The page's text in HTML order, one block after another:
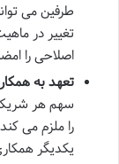
طرفین می
تغییر در
اصلاحی را
تعهد به
سهم هر
را ملزم می
یکدیگر